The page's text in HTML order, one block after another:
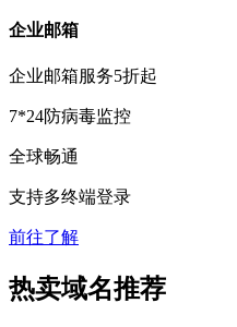
企业邮箱
企业邮箱服务5折起
7*24防病毒监控
全球畅通
支持多终端登录
前往了解
热卖域名推荐